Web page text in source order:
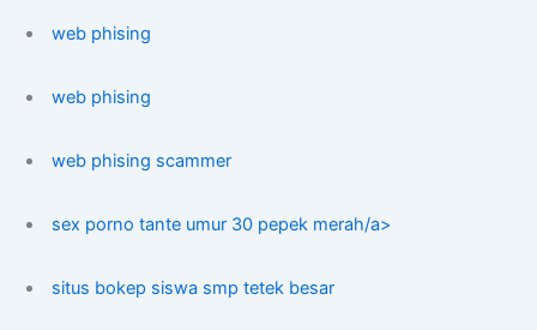
web phising
web phising
web phising scammer
sex porno tante umur 30 pepek merah/a>
situs bokep siswa smp tetek besar